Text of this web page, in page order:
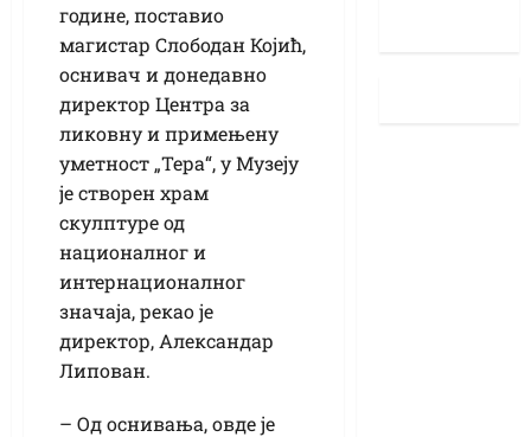
године, поставио
магистар Слободан Којић,
оснивач и донедавно
директор Центра за
ликовну и примењену
уметност „Тера“, у Музеју
је створен храм
скулптуре од
националног и
интернационалног
значаја, рекао је
директор, Александар
Липован.
– Од оснивања, овде је